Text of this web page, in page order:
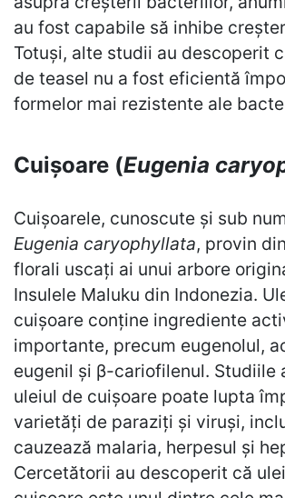
au fost capabile să inhibe
Totuși, alte studii au descoperit
de teasel nu a fost eficientă
formelor mai rezistente ale
Cuișoare (Eugenia
Cuișoarele, cunoscute și sub
Eugenia caryophyllata, provin
florali uscați ai unui arbore
Insulele Maluku din Indonezia.
cuișoare conține ingrediente
importante, precum eugenolul,
eugenil și β-cariofilenul. Studiile
uleiul de cuișoare poate lupta
varietăți de paraziți și viruși,
cauzează malaria, herpesul și
Cercetătorii au descoperit că